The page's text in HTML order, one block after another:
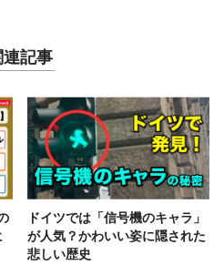
連記事
ドイツでは「信号機のキャラ」
が人気？かわいい姿に隠された
悲しい歴史